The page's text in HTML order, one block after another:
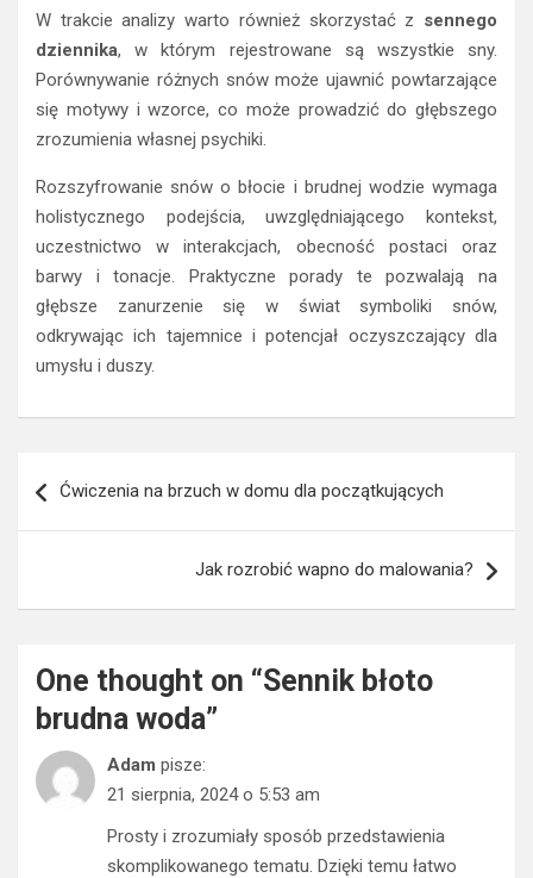
W trakcie analizy warto również skorzystać z sennego
dziennika, w którym rejestrowane są wszystkie sny.
Porównywanie różnych snów może ujawnić powtarzające
się motywy i wzorce, co może prowadzić do głębszego
zrozumienia własnej psychiki.
Rozszyfrowanie snów o błocie i brudnej wodzie wymaga
holistycznego podejścia, uwzględniającego kontekst,
uczestnictwo w interakcjach, obecność postaci oraz
barwy i tonacje. Praktyczne porady te pozwalają na
głębsze zanurzenie się w świat symboliki snów,
odkrywając ich tajemnice i potencjał oczyszczający dla
umysłu i duszy.
wpisu
Ćwiczenia na brzuch w domu dla początkujących
Jak rozrobić wapno do malowania?
One thought on “Sennik błoto
brudna woda”
Adam pisze:
21 sierpnia, 2024 o 5:53 am
Prosty i zrozumiały sposób przedstawienia
skomplikowanego tematu. Dzięki temu łatwo